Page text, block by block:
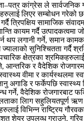
कांग्रेस ले
लिएर सम्बोधन गरेको
त्रिपक्षिय सामाजिक
कायम गर्दै उत्पादकत्वमा
थप लगानी गर्ने, समान
ज्यालाको सुनिश्चितता गर्दै
क्षेत्रका श्रमिकहरुलाई
आन्तरिक र वैदेशिक
वीमा र कार्यस्थलमा
अगाडि र फर्केपछि स्वास्थ्य
गर्ने, वैदेशिक रोजगारबाट
लािग सहुलियतपूर्ण
विभिन्न राष्ट्रिय
शेयर उपलव्ध गराउने, गरिव